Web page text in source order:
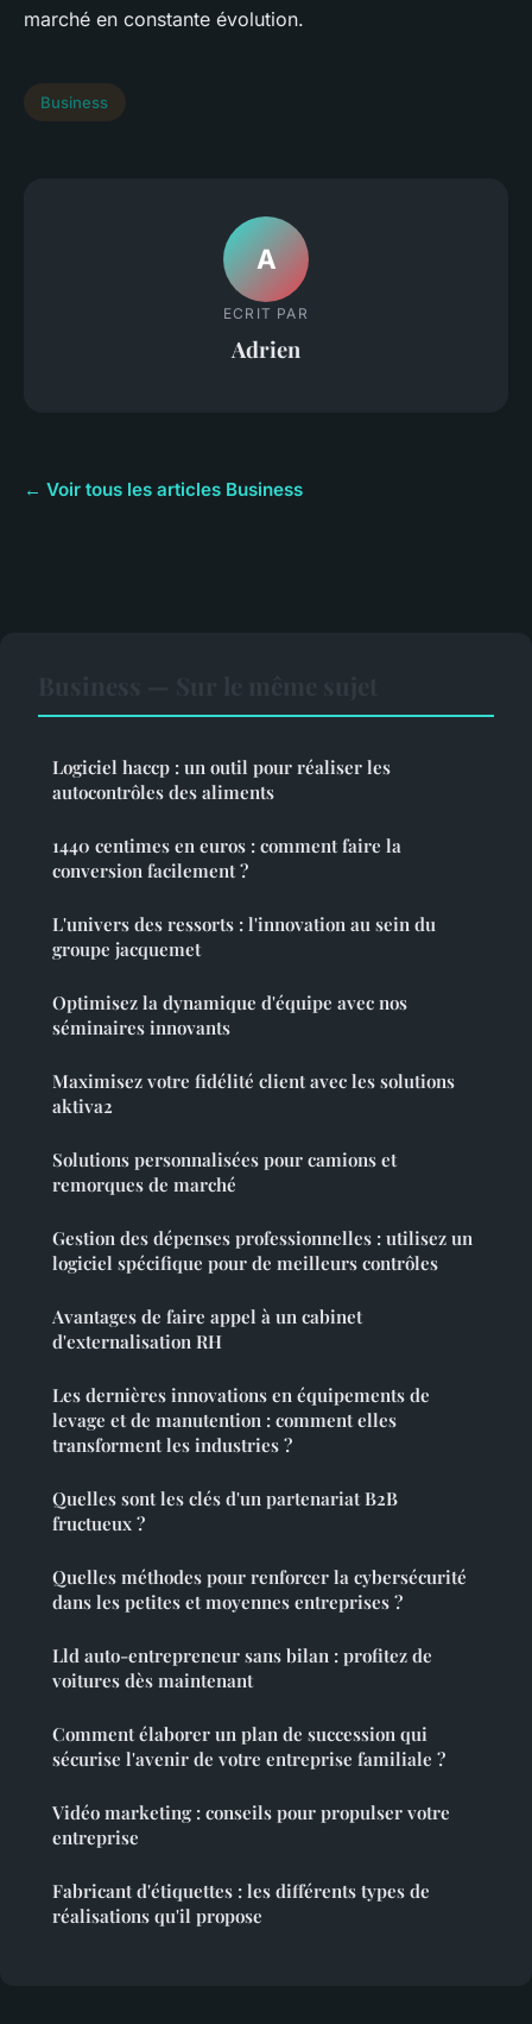
marché en constante évolution.
Business
A
ECRIT PAR
Adrien
← Voir tous les articles Business
Logiciel haccp : un outil pour réaliser les
autocontrôles des aliments
1440 centimes en euros : comment faire la
conversion facilement ?
L'univers des ressorts : l'innovation au sein du
groupe jacquemet
Optimisez la dynamique d'équipe avec nos
séminaires innovants
Maximisez votre fidélité client avec les solutions
aktiva2
Solutions personnalisées pour camions et
remorques de marché
Gestion des dépenses professionnelles : utilisez un
logiciel spécifique pour de meilleurs contrôles
Avantages de faire appel à un cabinet
d'externalisation RH
Les dernières innovations en équipements de
levage et de manutention : comment elles
transforment les industries ?
Quelles sont les clés d'un partenariat B2B
fructueux ?
Quelles méthodes pour renforcer la cybersécurité
dans les petites et moyennes entreprises ?
Lld auto-entrepreneur sans bilan : profitez de
voitures dès maintenant
Comment élaborer un plan de succession qui
sécurise l'avenir de votre entreprise familiale ?
Vidéo marketing : conseils pour propulser votre
entreprise
Fabricant d'étiquettes : les différents types de
réalisations qu'il propose